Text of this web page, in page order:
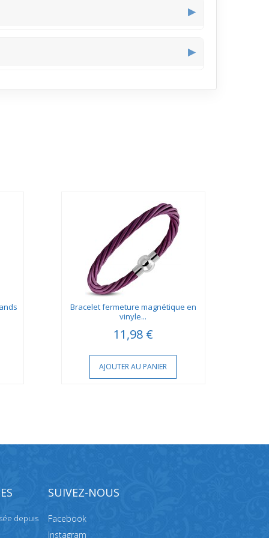
▶
▶
Bracelet fermeture magnétique en
vinyle...
11,98 €
AJOUTER AU PANIER
depuis
SUIVEZ-NOUS
Facebook
Instagram